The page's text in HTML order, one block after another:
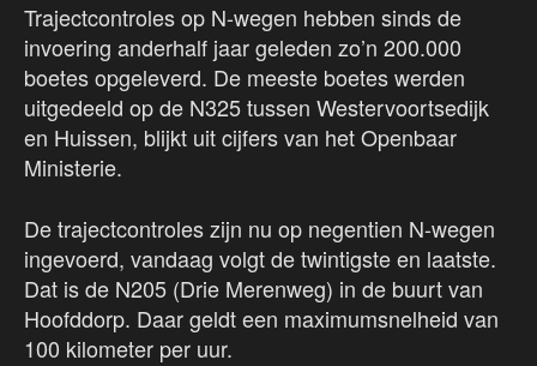
Trajectcontroles op N-wegen hebben sinds de
invoering anderhalf jaar geleden zo’n 200.000
boetes opgeleverd. De meeste boetes werden
uitgedeeld op de N325 tussen Westervoortsedijk
en Huissen, blijkt uit cijfers van het Openbaar
Ministerie.
De trajectcontroles zijn nu op negentien N-wegen
ingevoerd, vandaag volgt de twintigste en laatste.
Dat is de N205 (Drie Merenweg) in de buurt van
Hoofddorp. Daar geldt een maximumsnelheid van
100 kilometer per uur.